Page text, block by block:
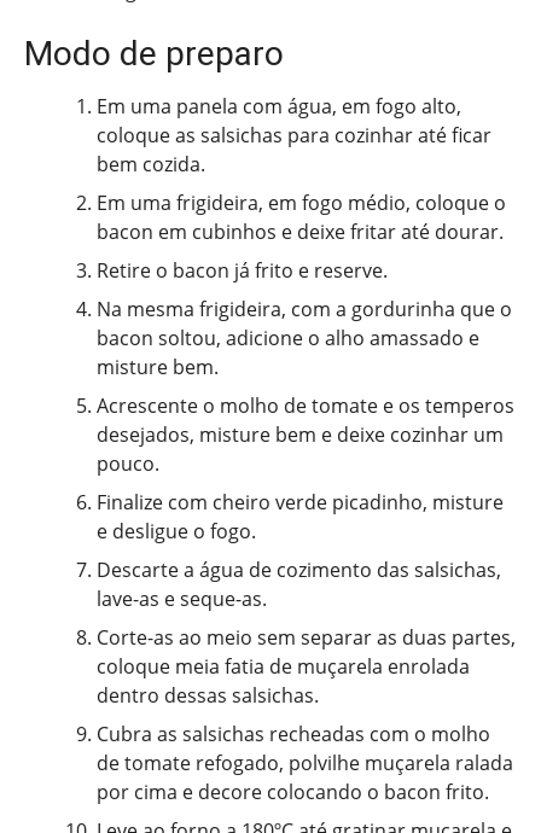
Modo de preparo
Em uma panela com água, em fogo alto,
coloque as salsichas para cozinhar até ficar
bem cozida.
Em uma frigideira, em fogo médio, coloque o
bacon em cubinhos e deixe fritar até dourar.
Retire o bacon já frito e reserve.
Na mesma frigideira, com a gordurinha que o
bacon soltou, adicione o alho amassado e
misture bem.
Acrescente o molho de tomate e os temperos
desejados, misture bem e deixe cozinhar um
pouco.
Finalize com cheiro verde picadinho, misture
e desligue o fogo.
Descarte a água de cozimento das salsichas,
lave-as e seque-as.
Corte-as ao meio sem separar as duas partes,
coloque meia fatia de muçarela enrolada
dentro dessas salsichas.
Cubra as salsichas recheadas com o molho
de tomate refogado, polvilhe muçarela ralada
por cima e decore colocando o bacon frito.